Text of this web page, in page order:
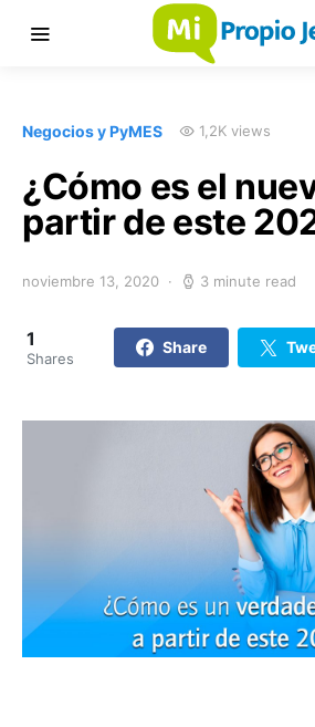
Negocios y PyMES 1,2K views
¿Cómo es el
partir de este
noviembre 13, 2020 3 minute read
1
Shares
Share